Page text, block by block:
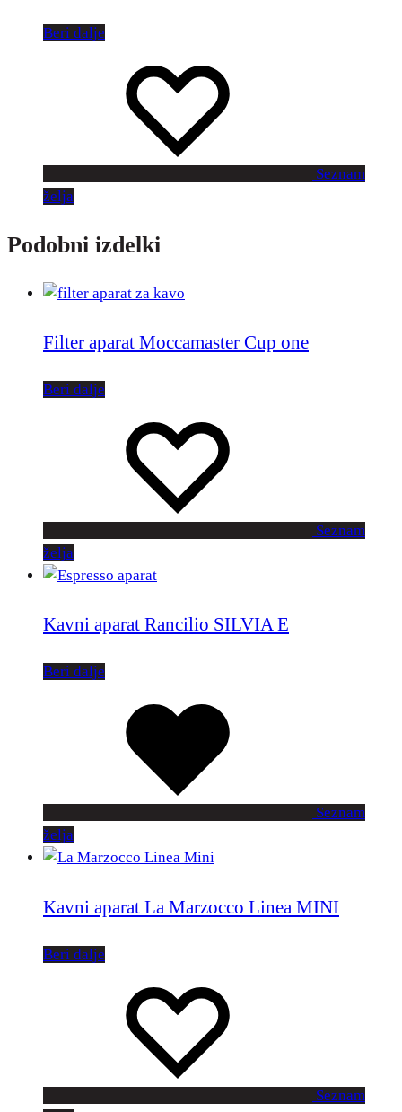
Beri dalje
Seznam
želja
Podobni izdelki
Filter aparat Moccamaster Cup one
Beri dalje
Seznam
želja
Kavni aparat Rancilio SILVIA E
Beri dalje
Seznam
želja
Kavni aparat La Marzocco Linea MINI
Beri dalje
Seznam